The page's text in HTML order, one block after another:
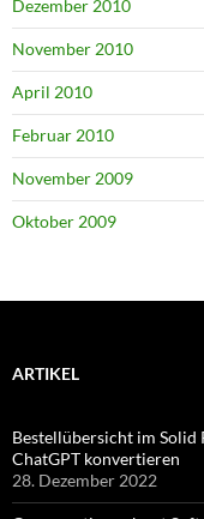
Dezember 2010
November 2010
April 2010
Februar 2010
November 2009
Oktober 2009
ARTIKEL
Bestellübersicht im
ChatGPT konvertieren
28. Dezember 2022